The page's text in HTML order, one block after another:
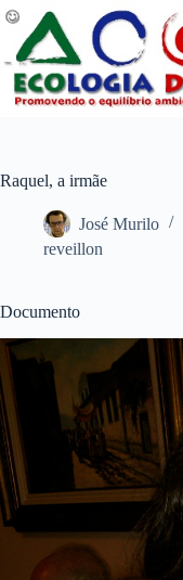
Pular
para
conteúdo
Raquel, a irmãe
José Murilo
reveillon
Documento